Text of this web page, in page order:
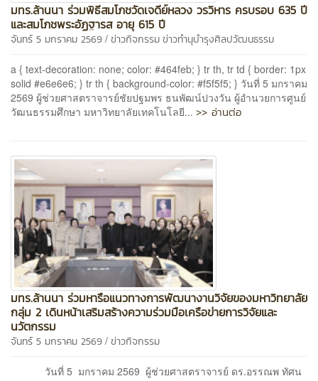
มทร.ล้านนา ร่วมพิธีสมโภชวัดเจดีย์หลวง วรวิหาร ครบรอบ 635 ปี
และสมโภชพระอัฏฐารส อายุ 615 ปี
จันทร์ 5 มกราคม 2569 / ข่าวกิจกรรมข่าวทำนุบำรุงศิลปวัฒนธรรม
a { text-decoration: none; color: #464feb; } tr th, tr td { border: 1px
solid #e6e6e6; } tr th { background-color: #f5f5f5; } วันที่ 5 มกราคม
2569 ผู้ช่วยศาสตราจารย์ชัยปฐมพร ธนพัฒน์ปวงวัน ผู้อำนวยการศูนย์
วัฒนธรรมศึกษา มหาวิทยาลัยเทคโนโลยี... >> อ่านต่อ
มทร.ล้านนา ร่วมหารือแนวทางการพัฒนางานวิจัยของมหาวิทยาลัย
กลุ่ม 2 เดินหน้าเสริมสร้างความร่วมมือเครือข่ายการวิจัยและ
นวัตกรรม
จันทร์ 5 มกราคม 2569 / ข่าวกิจกรรม
วันที่ 5 มกราคม 2569 ผู้ช่วยศาสตราจารย์ ดร.อรรณพ ทัศน